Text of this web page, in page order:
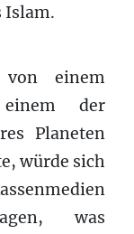
Islam.
einem
der
Planeten
würde sich
was